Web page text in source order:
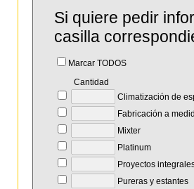
Si quiere pedir
casilla
Marcar TODOS
Cantidad
Climatización de
Fabricación a
Mixter
Platinum
Proyectos
Pureras y estantes